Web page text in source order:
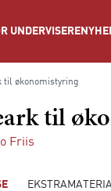
UNDERVISERE
til økonomistyring
til
Friis